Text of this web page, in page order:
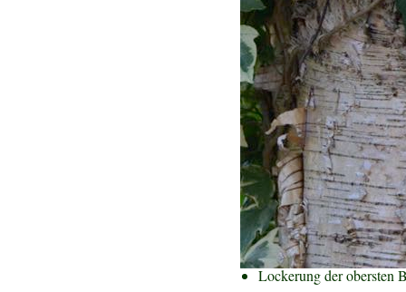
(vertikale Wurzelsperre),
Unterpflanzung zum
Wurzelkonkurrenz besser
Für eine nachträgliche
Lücken zwischen den teils
Herbst, so dass die
dem Boden) und noch vor
Die Flächen werden soweit
Beseitigung Aufwuchs
Lockerung der obersten